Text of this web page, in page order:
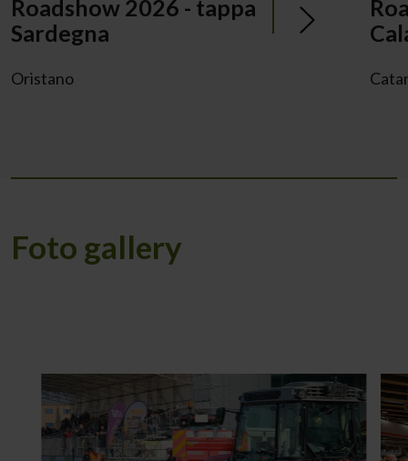
Roadshow 2026 - tappa
Sardegna
Oristano
Foto gallery